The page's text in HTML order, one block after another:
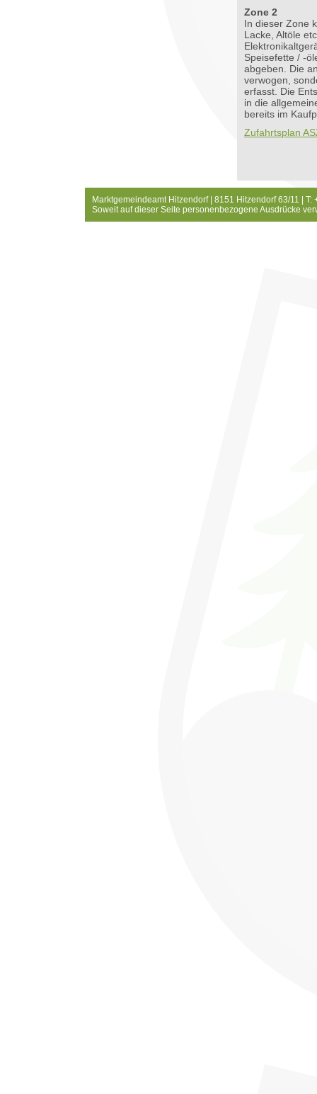
Zone 2
In dieser Zone
Lacke, Altöle
Speisefette / -
abgeben. Die
verwogen,
erfasst. Die
in die
bereits im
Zufahrtsplan
Marktgemeindeamt Hitzendorf | 8151 Hitzendorf 63/11 |
Soweit auf dieser Seite personenbezogene Ausdrücke